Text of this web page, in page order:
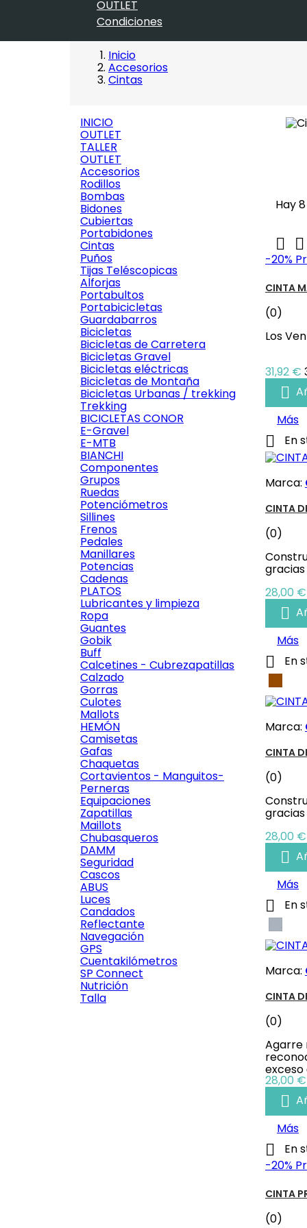
OUTLET
Condiciones
Inicio
Accesorios
Cintas
INICIO
OUTLET
TALLER
OUTLET
Accesorios
Rodillos
Bombas
Bidones
Cubiertas
Portabidones
Cintas
Puños
Tijas Teléscopicas
Alforjas
Portabultos
Portabicicletas
Guardabarros
Bicicletas
Bicicletas de Carretera
Bicicletas Gravel
Bicicletas eléctricas
Bicicletas de Montaña
Bicicletas Urbanas / trekking
Trekking
BICICLETAS CONOR
E-Gravel
E-MTB
BIANCHI
Componentes
Grupos
Ruedas
Potenciómetros
Sillines
Frenos
Pedales
Manillares
Potencias
Cadenas
PLATOS
Lubricantes y limpieza
Ropa
Guantes
Gobik
Buff
Calcetines - Cubrezapatillas
Calzado
Gorras
Culotes
Mallots
HEMÓN
Camisetas
Gafas
Chaquetas
Cortavientos - Manguitos-
Perneras
Equipaciones
Zapatillas
Maillots
Chubasqueros
DAMM
Seguridad
Cascos
ABUS
Luces
Candados
Reflectante
Navegación
GPS
Cuentakilómetros
SP Connect
Nutrición
Talla
Hay
 
-20%
CINTA
(0)
Los
Precio
31,92 €

Más
 En
Marca:
CINTA
(0)
gracias
Precio
28,00 €

Más

En
Marca:
CINTA
(0)
gracias
Precio
28,00 €

Más

En
Marca:
CINTA
(0)
Agarre
exceso
Precio
28,00 €

Más

En
-20%
CINTA
(0)